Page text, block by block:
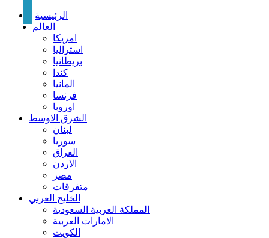
الرئيسية
العالم
امريكا
استراليا
بريطانيا
كندا
المانيا
فرنسا
اوروبا
الشرق الاوسط
لبنان
سوريا
العراق
الاردن
مصر
متفرقات
الخليج العربي
المملكة العربية السعودية
الامارات العربية
الكويت